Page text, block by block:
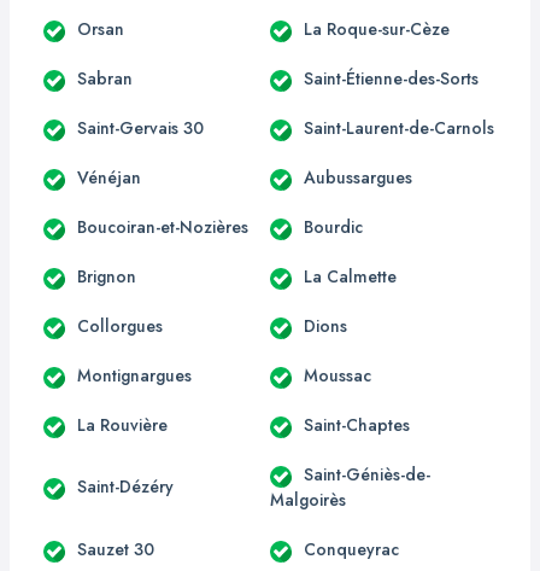
Orsan La Roque-sur-Cèze
Sabran Saint-Étienne-des-Sorts
Saint-Gervais 30 Saint-Laurent-de-Carnols
Vénéjan Aubussargues
Boucoiran-et-Nozières Bourdic
Brignon La Calmette
Collorgues Dions
Montignargues Moussac
La Rouvière Saint-Chaptes
Saint-Dézéry
Saint-Géniès-de-
Malgoirès
Sauzet 30 Conqueyrac